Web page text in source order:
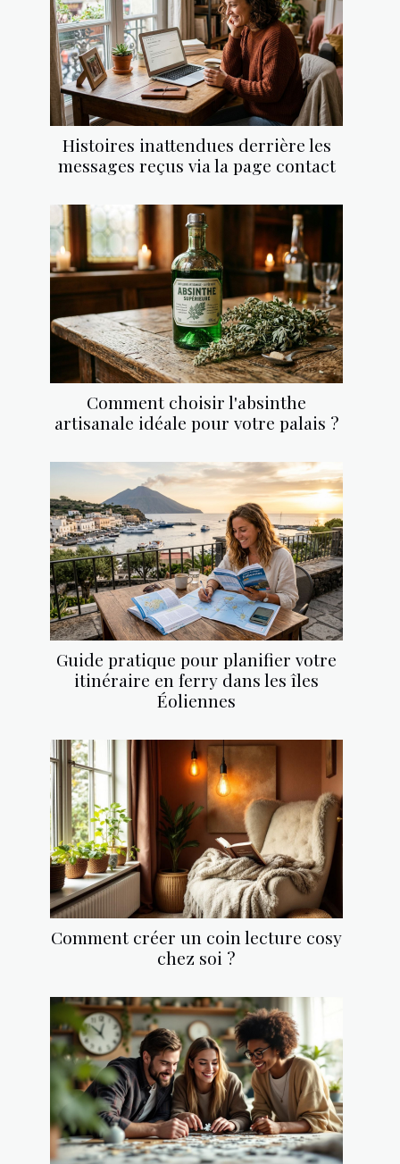
Histoires inattendues derrière les
messages reçus via la page contact
Comment choisir l'absinthe
artisanale idéale pour votre palais ?
Guide pratique pour planifier votre
itinéraire en ferry dans les îles
Éoliennes
Comment créer un coin lecture cosy
chez soi ?